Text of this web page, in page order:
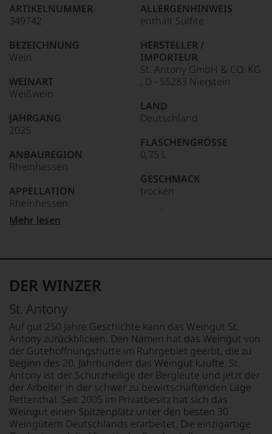
90–94 Punkte:
Unter 85 Punkte:
für
»Fine
für
die
edlen
Weine
der
Welt,
kaum
ein
Das
dokumentieren
auch
und
gerade
mit
Medaillen
Weinjournalisten
Fachpublikationen
unseren
Aussendungen
oder
in
unserem
Webshop,
um
zu
unterstreichen,
ARTIKELNUMMER
349742
BEZEICHNUNG
Wein
WEINART
Weißwein
JAHRGANG
2025
ANBAUREGION
Rheinhessen
APPELLATION
Rheinhessen
REBSORTEN
BIO KENNZEICHNUNG
DE-ÖKO-006
BIO KENNZEICHNUNG
PRODUKT
DE-ÖKO-039
TRINKTEMPERATUR
9 °C
ALKOHOLGEHALT
12 % Vol.
ALLERGENHINWEIS
enthält Sulfite
HERSTELLER /
IMPORTEUR
St. Antony GmbH & CO. KG
, D - 55283 Nierstein
LAND
Deutschland
FLASCHENGRÖSSE
0,75 L
GESCHMACK
trocken
0 g
davon Zucker: 0,6 g
EIWEISS
0 g
SALZ
0 g
ZUTATEN
Trauben*, Saccharose*,
Konservierungsstoffe und
Mehr lesen
DER WINZER
St. Antony
Auf gut 250 Jahre Geschichte kann das Weingut St.
Antony zurückblicken. Den Namen hat das Weingut von
der Gutehoffnungshütte im Ruhrgebiet geerbt, die zu
Beginn des 20. Jahrhundert das Weingut kaufte. St.
Antony ist der Schutzheilige der Bergleute und jetzt der
der Arbeiter in der schwer zu bewirtschaftenden Lage
Pettenthal. Seit 2005 im Privatbesitz hat sich das
Weingut einen Spitzenplatz unter den besten 30
Weingütern Deutschlands erarbeitet. Die einzigartige